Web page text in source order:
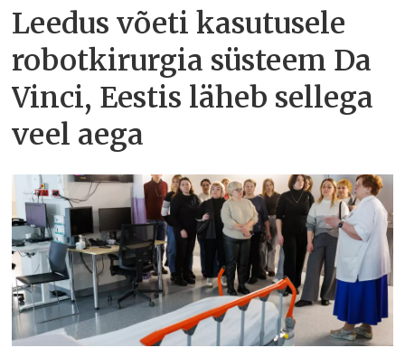
Leedus võeti kasutusele
robotkirurgia süsteem Da
Vinci, Eestis läheb sellega
veel aega